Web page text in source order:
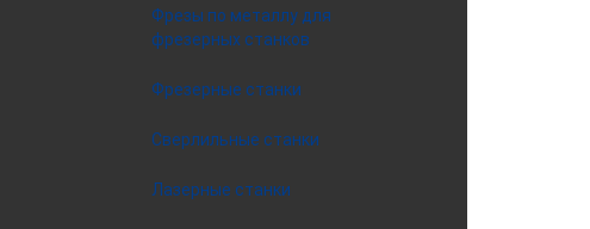
Фрезы по металлу для
фрезерных станков
Фрезерные станки
Сверлильные станки
Лазерные станки